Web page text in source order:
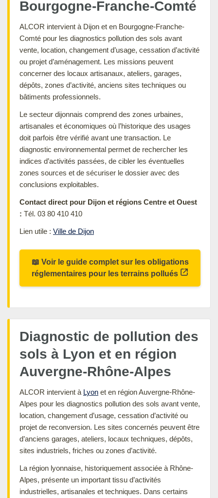
Bourgogne-Franche-Comté
ALCOR intervient à Dijon et en Bourgogne-Franche-
Comté pour les diagnostics pollution des sols avant
vente, location, changement d’usage, cessation d’activité
ou projet d’aménagement. Les missions peuvent
concerner des locaux artisanaux, ateliers, garages,
dépôts, zones d’activité, anciens sites techniques ou
bâtiments professionnels.
Le secteur dijonnais comprend des zones urbaines,
artisanales et économiques où l’historique des usages
doit parfois être vérifié avant une transaction. Le
diagnostic environnemental permet de rechercher les
indices d’activités passées, de cibler les éventuelles
zones sources et de sécuriser le dossier avec des
conclusions exploitables.
Contact direct pour Dijon et régions Centre et Ouest
: Tél. 03 80 410 410
Lien utile : Ville de Dijon
📖 Voir le guide complet sur les obligations
réglementaires pour les terrains pollués
Diagnostic de pollution des
sols à Lyon et en région
Auvergne-Rhône-Alpes
ALCOR intervient à Lyon et en région Auvergne-Rhône-
Alpes pour les diagnostics pollution des sols avant vente,
location, changement d’usage, cessation d’activité ou
projet de reconversion. Les sites concernés peuvent être
d’anciens garages, ateliers, locaux techniques, dépôts,
sites industriels, friches ou zones d’activité.
La région lyonnaise, historiquement associée à Rhône-
Alpes, présente un important tissu d’activités
industrielles, artisanales et techniques. Dans certains